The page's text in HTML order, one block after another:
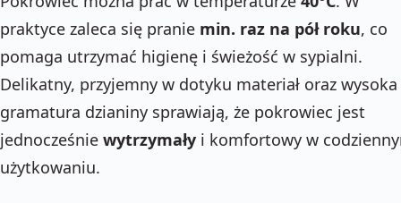
praktyce zaleca się pranie min. raz na pół roku, co
pomaga utrzymać higienę i świeżość w sypialni.
Delikatny, przyjemny w dotyku materiał oraz wysoka
gramatura dzianiny sprawiają, że pokrowiec jest
jednocześnie wytrzymały i komfortowy w
użytkowaniu.